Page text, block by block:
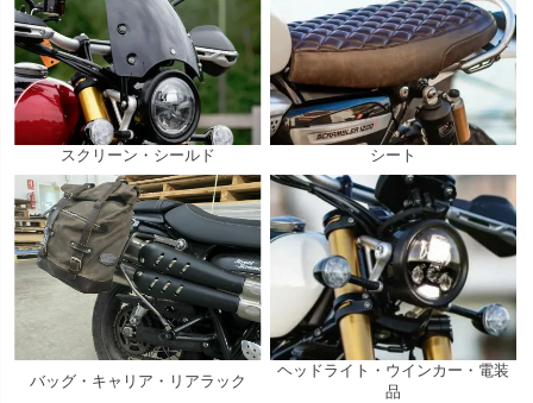
スクリーン・シールド シート
バッグ・キャリア・リアラック
ヘッドライト・ウインカー・電装
品